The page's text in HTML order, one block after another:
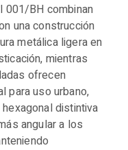
001/BH combinan
una construcción
metálica ligera en
mientras
ofrecen
para uso urbano,
distintiva
angular a los